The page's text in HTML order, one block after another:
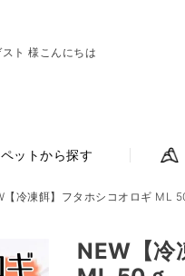
スト 様こんにちは
ペットから探す
【冷凍餌】フタホシコオロギ ML
NEW【冷